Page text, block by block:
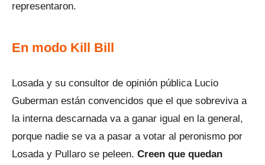
representaron.
En modo Kill Bill
Losada y su consultor de opinión pública Lucio
Guberman están convencidos que el que sobreviva a
la interna descarnada va a ganar igual en la general,
porque nadie se va a pasar a votar al peronismo por
Losada y Pullaro se peleen. Creen que quedan